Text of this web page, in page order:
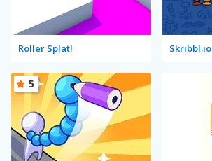
Roller Splat! Skribbl.io
5